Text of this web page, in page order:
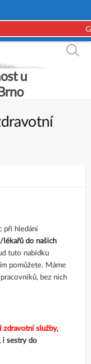
u
při hledání
do našich
tuto nabídku
pomůžete. Máme
bez nich
služby,
i sestry do